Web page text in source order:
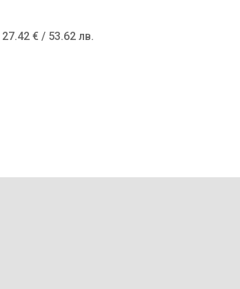
27.42€ / 53.62 лв.